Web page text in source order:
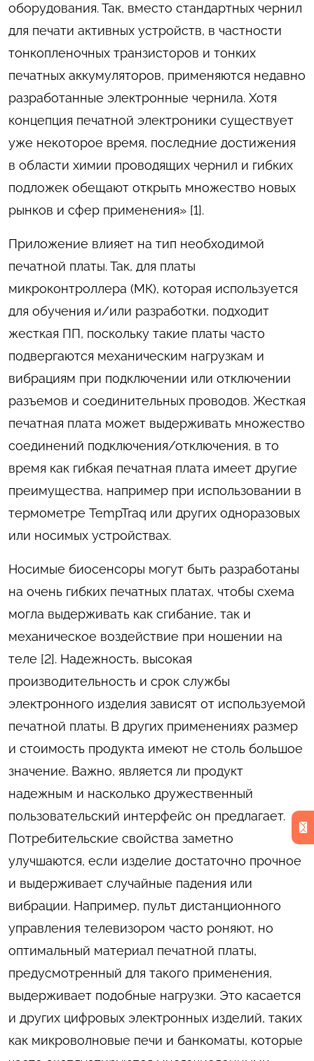
оборудования. Так, вместо стандартных чернил
для печати активных устройств, в частности
тонкопленочных транзисторов и тонких
печатных аккумуляторов, применяются недавно
разработанные электронные чернила. Хотя
концепция печатной электроники существует
уже некоторое время, последние достижения
в области химии проводящих чернил и гибких
подложек обещают открыть множество новых
рынков и сфер применения» [1].
Приложение влияет на тип необходимой
печатной платы. Так, для платы
микроконтроллера (МК), которая используется
для обучения и/или разработки, подходит
жесткая ПП, поскольку такие платы часто
подвергаются механическим нагрузкам и
вибрациям при подключении или отключении
разъемов и соединительных проводов. Жесткая
печатная плата может выдерживать множество
соединений подключения/отключения, в то
время как гибкая печатная плата имеет другие
преимущества, например при использовании в
термометре TempTraq или других одноразовых
или носимых устройствах.
Носимые биосенсоры могут быть разработаны
на очень гибких печатных платах, чтобы схема
могла выдерживать как сгибание, так и
механическое воздействие при ношении на
теле [2]. Надежность, высокая
производительность и срок службы
электронного изделия зависят от используемой
печатной платы. В других применениях размер
и стоимость продукта имеют не столь большое
значение. Важно, является ли продукт
надежным и насколько дружественный
пользовательский интерфейс он предлагает.
Потребительские свойства заметно
улучшаются, если изделие достаточно прочное
и выдерживает случайные падения или
вибрации. Например, пульт дистанционного
управления телевизором часто роняют, но
оптимальный материал печатной платы,
предусмотренный для такого применения,
выдерживает подобные нагрузки. Это касается
и других цифровых электронных изделий, таких
как микроволновые печи и банкоматы, которые